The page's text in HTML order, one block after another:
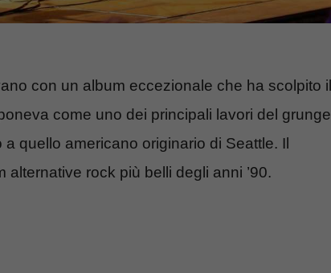
con un album eccezionale che ha scolpito il
come uno dei principali lavori del grunge
quello americano originario di Seattle. Il
rock più belli degli anni ’90.